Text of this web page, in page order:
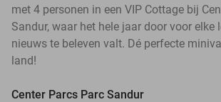
met 4 personen in een VIP Cottage bij
Sandur, waar het hele jaar door voor
nieuws te beleven valt. Dé perfecte
land!
Center Parcs Parc Sandur